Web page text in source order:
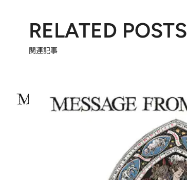
RELATED POSTS
関連記事